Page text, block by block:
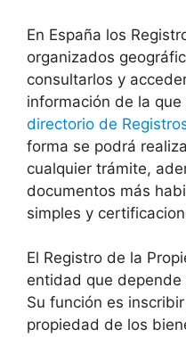
En España los
organizados
consultarlos y
información de la
directorio de
forma se podrá
cualquier trámite,
documentos más
simples y
El Registro de la
entidad que depende
Su función es
propiedad de los